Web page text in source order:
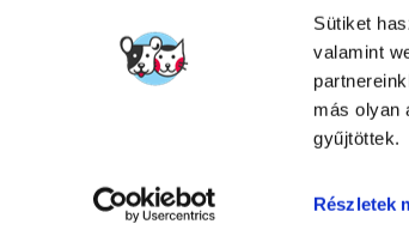
Sütiket
valamint
más olyan
gyűjtöttek.
Részletek